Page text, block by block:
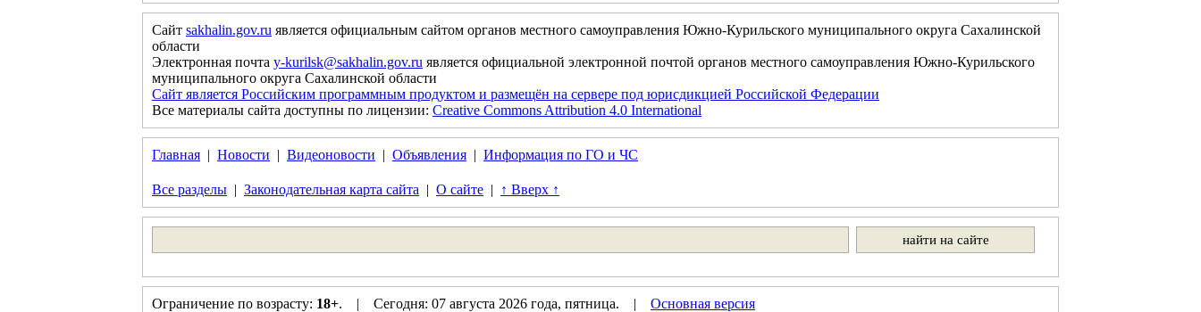
Сайт sakhalin.gov.ru является официальным сайтом органов местного самоуправления Южно-Курильского муниципального округа Сахалинской
области
Электронная почта y-kurilsk@sakhalin.gov.ru является официальной электронной почтой органов местного самоуправления Южно-Курильского
муниципального округа Сахалинской области
Сайт является Российским программным продуктом и размещён на сервере под юрисдикцией Российской Федерации
Все материалы сайта доступны по лицензии: Creative Commons Attribution 4.0 International
Главная | Новости | Видеоновости | Объявления | Информация по ГО и ЧС
Все разделы | Законодательная карта сайта | О сайте | ↑ Вверх ↑
Ограничение по возрасту: 18+. | Сегодня: 07 августа 2026 года, пятница. | Основная версия